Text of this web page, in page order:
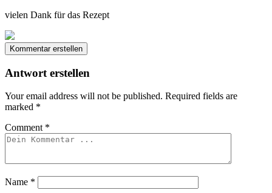
vielen Dank für das Rezept
Kommentar erstellen
Antwort erstellen
Your email address will not be published. Required fields are
marked *
Comment *
Name *